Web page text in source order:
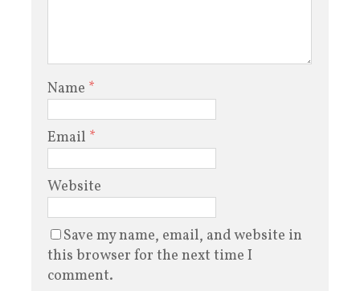
Name *
Email *
Website
Save my name, email, and website in
this browser for the next time I
comment.